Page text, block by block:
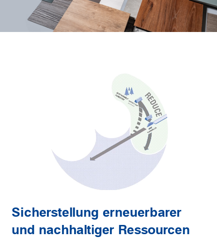
Sicherstellung erneuerbarer
und nachhaltiger Ressourcen